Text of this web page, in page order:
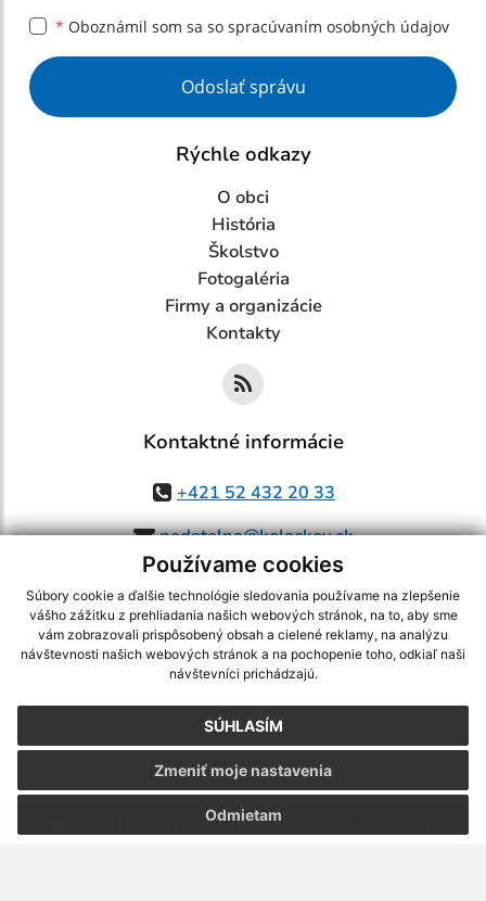
Používame cookies
Súbory cookie a ďalšie technológie sledovania používame na zlepšenie
vášho zážitku z prehliadania našich webových stránok, na to, aby sme
vám zobrazovali prispôsobený obsah a cielené reklamy, na analýzu
návštevnosti našich webových stránok a na pochopenie toho, odkiaľ naši
návštevníci prichádzajú.
SÚHLASÍM
Odmietam
Zmeniť moje nastavenia
* Oboznámil som sa so spracúvaním osobných údajov
Google reCaptcha Response
Odoslať správu
Rýchle odkazy
O obci
História
Školstvo
Fotogaléria
Firmy a organizácie
Kontakty
Kontaktné informácie
+421 52 432 20 33
podatelna@kolackov.sk
využite možnosť získavania aktuálnych informácií s využitím RSS
CMS systém (redakčný) systém ECHELON 2,Mapa stránok,web portál
webex.digital, s.r.o.,domény,registrácia domény
Posledná aktualizácia:05.08.2026
Vytlačiť stránku|Vyhlásenie o prístupnosti